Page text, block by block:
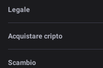
Legale
Acquistare cripto
Scambio